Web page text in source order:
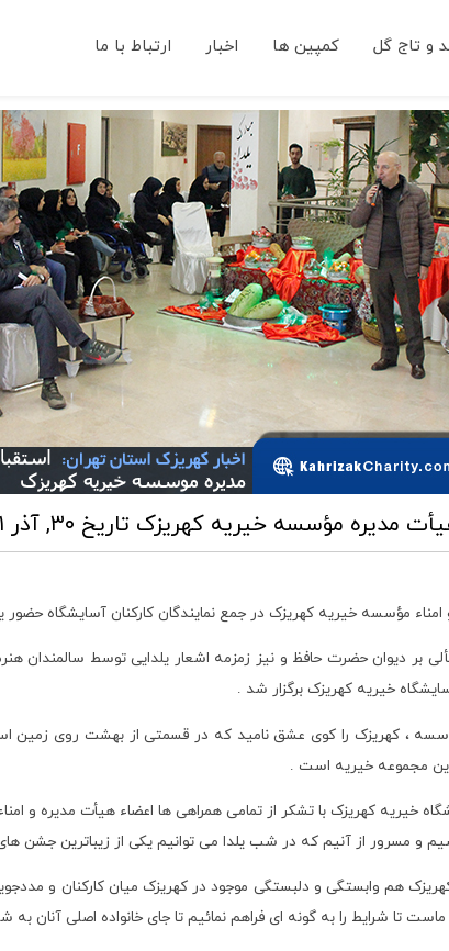
و تاج گل کمپین ها اخبار ارتباط با ما
مدیره مؤسسه خیریه کهریزک تاریخ ۳۰, آذر ۱۴۰۱ ساعت ۰۹:۳۵
مؤسسه خیریه کهریزک در جمع نمایندگان کارکنان آسایشگاه حضور
بر دیوان حضرت حافظ و نیز زمزمه اشعار یلدایی توسط سالمندان
خیریه کهریزک برگزار شد .
، کهریزک را کوی عشق نامید که در قسمتی از بهشت روی زمین
این مجموعه خیریه است .
خیریه کهریزک با تشکر از تمامی همراهی ها اعضاء هیأت مدیره و
و مسرور از آنیم که در شب یلدا می توانیم یکی از زیباترین جشن های
هم وابستگی و دلبستگی موجود در کهریزک میان کارکنان و
تا شرایط را به گونه ای فراهم نمائیم تا جای خانواده اصلی آنان به